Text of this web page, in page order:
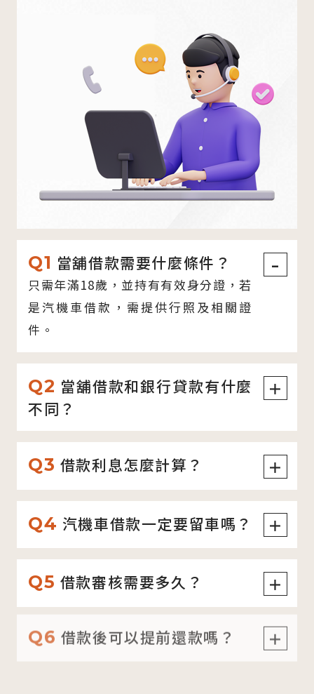
Q1 當舖借款需要什麼條件？
只需年滿18歲，並持有有效身分證，若
是汽機車借款，需提供行照及相關證
件。
–
Q2 當舖借款和銀行貸款有什麼
不同？
＋
Q3 借款利息怎麼計算？ ＋
Q4 汽機車借款一定要留車嗎？ ＋
Q5 借款審核需要多久？ ＋
Q6 借款後可以提前還款嗎？ ＋